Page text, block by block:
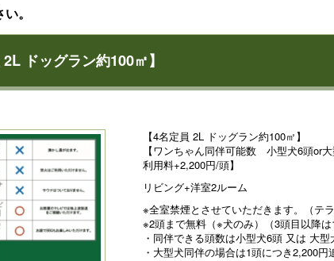
。
ドッグラン約100㎡】
【4名定員 2L ドッグラン約100㎡】
【ワンちゃん同伴可能数 小型犬6頭or
利用料+2,200円/頭】
リビング+洋室2ルーム
※全室禁煙とさせていただきます。（テ
※2頭まで無料（※犬のみ）（3頭目以降は
・同伴できる頭数は小型犬6頭 又は 大型
・大型犬同伴の場合は1頭につき2,200円